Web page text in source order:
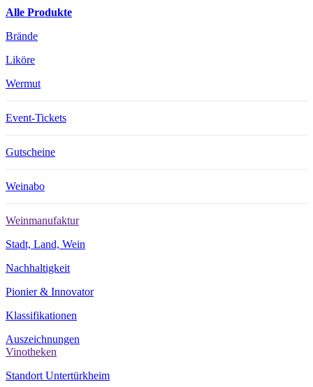
Alle Produkte
Brände
Liköre
Wermut
Event-Tickets
Gutscheine
Weinabo
Weinmanufaktur
Stadt, Land, Wein
Nachhaltigkeit
Pionier & Innovator
Klassifikationen
Auszeichnungen
Vinotheken
Standort Untertürkheim